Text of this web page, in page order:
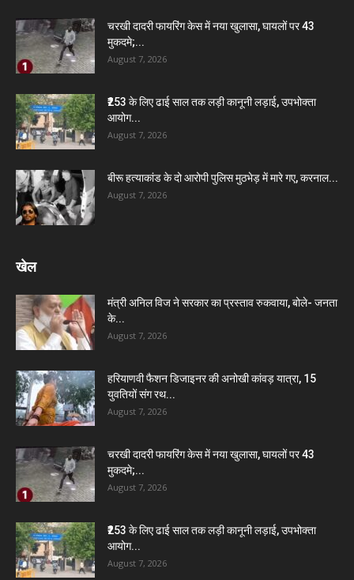
चरखी दादरी फायरिंग केस में नया खुलासा, घायलों पर 43
मुकदमे;...
August 7, 2026
₹253 के लिए ढाई साल तक लड़ी कानूनी लड़ाई, उपभोक्ता
आयोग...
August 7, 2026
बीरू हत्याकांड के दो आरोपी पुलिस मुठभेड़ में मारे गए, करनाल...
August 7, 2026
खेल
मंत्री अनिल विज ने सरकार का प्रस्ताव रुकवाया, बोले- जनता
के...
August 7, 2026
हरियाणवी फैशन डिजाइनर की अनोखी कांवड़ यात्रा, 15
युवतियों संग रथ...
August 7, 2026
चरखी दादरी फायरिंग केस में नया खुलासा, घायलों पर 43
मुकदमे;...
August 7, 2026
₹253 के लिए ढाई साल तक लड़ी कानूनी लड़ाई, उपभोक्ता
आयोग...
August 7, 2026